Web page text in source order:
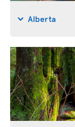
Alberta